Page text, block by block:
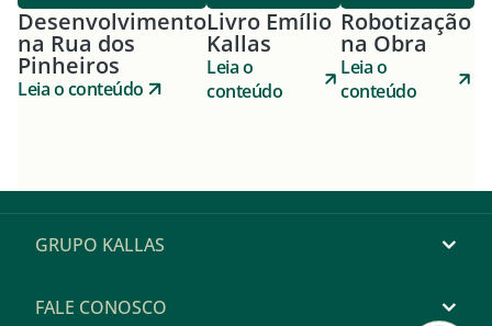
Desenvolvimento
na Rua dos
Pinheiros
Leia o conteúdo
Livro Emílio
Kallas
Leia o
conteúdo
Robotização
na Obra
Leia o
conteúdo
GRUPO KALLAS
FALE CONOSCO